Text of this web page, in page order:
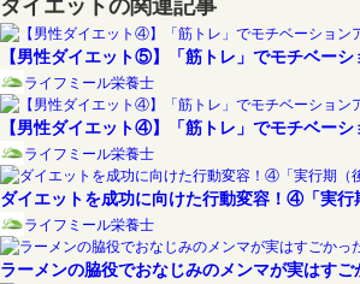
ダイエットの関連記事
【男性ダイエット⑤】「筋トレ」でモチベーシ
ライフミール栄養士
【男性ダイエット④】「筋トレ」でモチベーシ
ライフミール栄養士
ダイエットを成功に向けた行動変容！④「実行
ライフミール栄養士
ラーメンの脇役でおなじみのメンマが実はす